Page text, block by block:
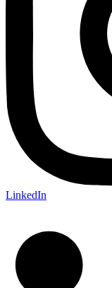
LinkedIn